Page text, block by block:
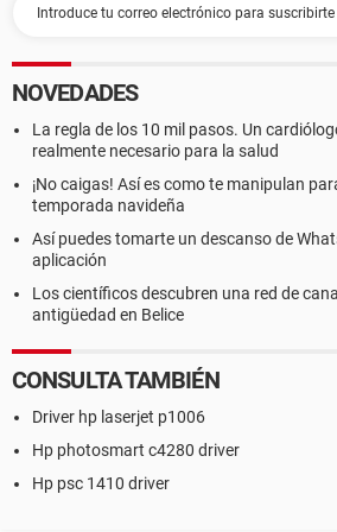
DMI Fabricante del chasis To Be Filled
DMI Número de serie del chasis [ TRIAL
DMI Identificador del chasis [ TRIAL
DMI Tipo de chasis Desktop Case
DMI Sockets de memoria Total /
--------[ DMI
------------------
[ BIOS ]
Fabricante American Megatrends Inc.
Versión V9.4
Fecha de salida 02/17/2009
Tamaño 1024 KB
Dispositivos de arranque Floppy Disk,
ATAPI ZIP, LS-120
Funciones disponibles Flash BIOS,
NOVEDADES
La regla de los 10 mil pasos. Un
realmente necesario para la salud
¡No caigas! Así es como te manipulan
temporada navideña
Así puedes tomarte un descanso de
aplicación
Los científicos descubren una red de
antigüedad en Belice
CONSULTA TAMBIÉN
Driver hp laserjet p1006
Hp photosmart c4280 driver
Hp psc 1410 driver